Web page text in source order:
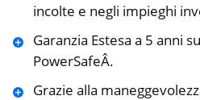
incolte e negli impieghi
Garanzia Estesa a 5 anni
PowerSafeÂ.
Grazie alla